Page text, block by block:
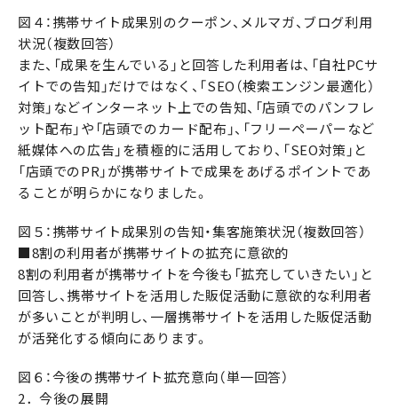
図４：携帯サイト成果別のクーポン、メルマガ、ブログ利用
状況（複数回答）
また、「成果を生んでいる」と回答した利用者は、「自社PCサ
イトでの告知」だけではなく、「SEO（検索エンジン最適化）
対策」などインターネット上での告知、「店頭でのパンフレ
ット配布」や「店頭でのカード配布」、「フリーペーパーなど
紙媒体への広告」を積極的に活用しており、「SEO対策」と
「店頭でのPR」が携帯サイトで成果をあげるポイントであ
ることが明らかになりました。
図５：携帯サイト成果別の告知・集客施策状況（複数回答）
■8割の利用者が携帯サイトの拡充に意欲的
8割の利用者が携帯サイトを今後も「拡充していきたい」と
回答し、携帯サイトを活用した販促活動に意欲的な利用者
が多いことが判明し、一層携帯サイトを活用した販促活動
が活発化する傾向にあります。
図６：今後の携帯サイト拡充意向（単一回答）
2．今後の展開